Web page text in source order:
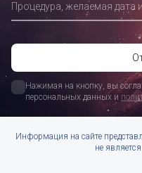
Процедура, желаемая дата
Нажимая на кнопку, вы
персональных данных и
Информация на сайте
не